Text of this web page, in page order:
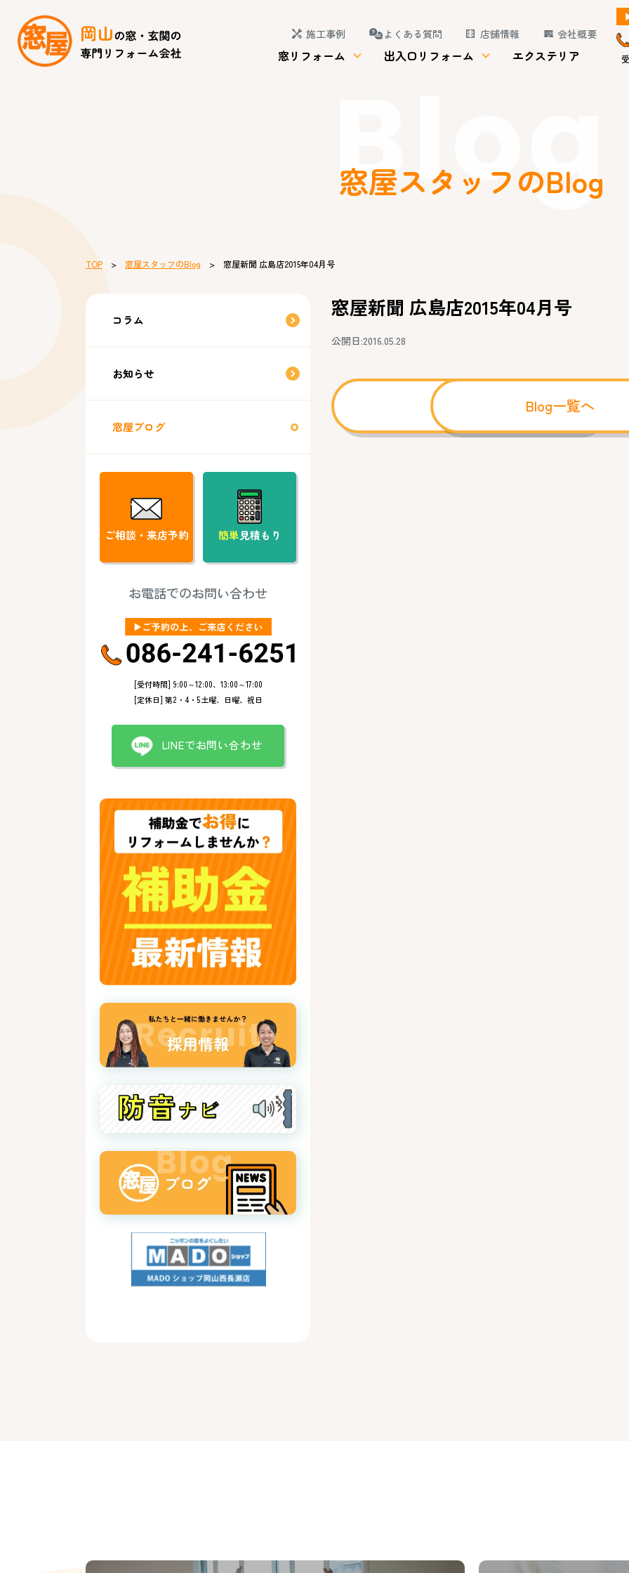
施工事例 よくある質問 店舗情報 会社概要
窓リフォーム 出入口リフォーム エクステリア
Blog
窓屋スタッフのBlog
TOP > 窓屋スタッフのBlog > 窓屋新聞 広島店2015年04月号
窓屋新聞 広島店2015年04月号
公開日:2016.05.28
Blog一覧へ
コラム
お知らせ
窓屋ブログ
ご相談・来店予約 簡単見積もり
お電話でのお問い合わせ
[受付時間] 9:00～12:00、13:00～17:00
[定休日] 第2・4・5土曜、日曜、祝日
LINEでお問い合わせ